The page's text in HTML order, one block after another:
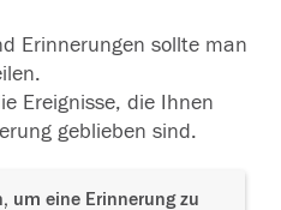
Erinnerungen sollte man
Ereignisse, die Ihnen
geblieben sind.
um eine Erinnerung zu